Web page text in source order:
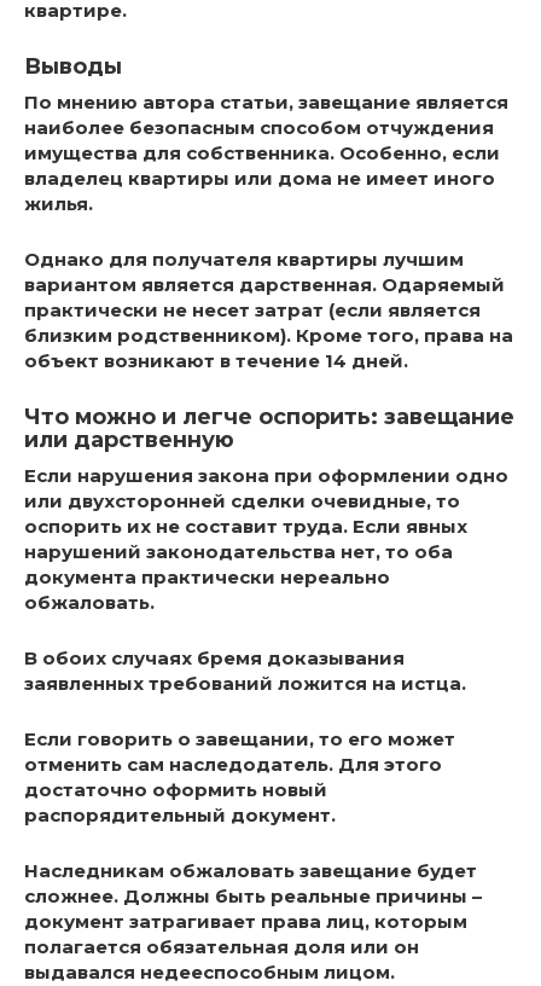
квартире.
Выводы
По мнению автора статьи, завещание является
наиболее безопасным способом отчуждения
имущества для собственника. Особенно, если
владелец квартиры или дома не имеет иного
жилья.
Однако для получателя квартиры лучшим
вариантом является дарственная. Одаряемый
практически не несет затрат (если является
близким родственником). Кроме того, права на
объект возникают в течение 14 дней.
Что можно и легче оспорить: завещание
или дарственную
Если нарушения закона при оформлении одно
или двухсторонней сделки очевидные, то
оспорить их не составит труда. Если явных
нарушений законодательства нет, то оба
документа практически нереально
обжаловать.
В обоих случаях бремя доказывания
заявленных требований ложится на истца.
Если говорить о завещании, то его может
отменить сам наследодатель. Для этого
достаточно оформить новый
распорядительный документ.
Наследникам обжаловать завещание будет
сложнее. Должны быть реальные причины –
документ затрагивает права лиц, которым
полагается обязательная доля или он
выдавался недееспособным лицом.